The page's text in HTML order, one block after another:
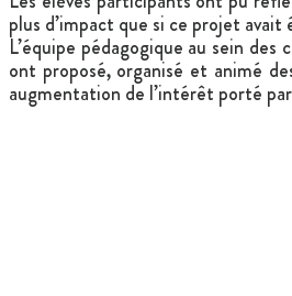
plus d’impact que si ce projet
L’équipe pédagogique au sein
ont proposé, organisé et animé
augmentation de l’intérêt porté